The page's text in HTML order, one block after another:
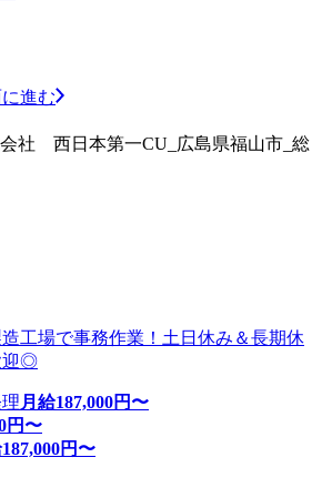
進む
社 西日本第一CU_広島県福山市_総
造工場で事務作業！土日休み＆長期休
迎◎
月給187,000円〜
円〜
187,000円〜